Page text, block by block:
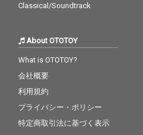
Classical/Soundtrack
About OTOTOY
What is OTOTOY?
会社概要
利用規約
プライバシー・ポリシー
特定商取引法に基づく表示